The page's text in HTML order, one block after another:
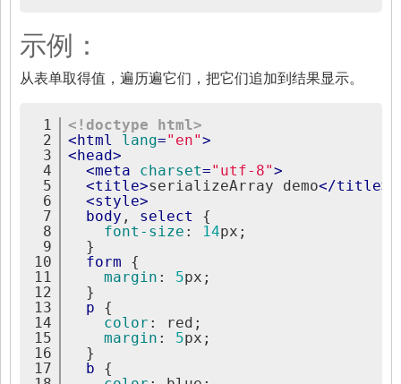
示例：
从表单取得值，遍历遍它们，把它们追加到结果显示。
1
2
3
4
5
6
7
8
9
10
11
12
13
14
15
16
17
<!doctype html>
<html lang="en">
<head>
<meta charset="utf-8">
<title>serializeArray demo</title>
<style>
body , select
{
font-size : 14px;
}
form
{
margin : 5px;
}
p
{
color :
red;
margin : 5px;
}
b
{